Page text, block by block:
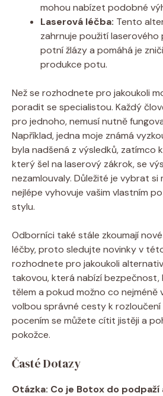
mohou nabízet podobné
Laserová léčba: ⁢Tento
zahrnuje‍ použití​ laserového
potní žlázy‌ a pomáhá ⁤je
produkce ⁢potu.
Než se rozhodnete pro jakoukoli
poradit⁣ se specialistou. Každý⁢
pro ‌jednoho, nemusí nutně⁢
Například, jedna moje‌ známá
⁤byla nadšená z ​výsledků, zatímco
který šel na laserový⁢ zákrok, se
nezamlouvaly.⁢ Důležité je vybrat‍
nejlépe ⁢vyhovuje vašim vlastním
stylu.
Odborníci také stále zkoumají
léčby, proto‍ sledujte novinky v
rozhodnete⁣ pro ⁤jakoukoli
takovou, která nabízí⁢ bezpečnost,
tělem a pokud možno co nejméně
volbou správné ⁢cesty k rozloučení
‌pocením se ⁣můžete ​cítit jistěji a
pokožce.
Časté ‌Dotazy
Otázka: Co je Botox do podpaží